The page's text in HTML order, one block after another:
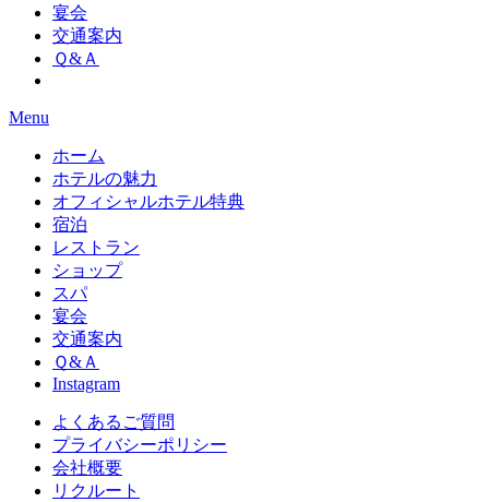
宴会
交通案内
Ｑ&Ａ
Menu
ホーム
ホテルの魅力
オフィシャルホテル特典
宿泊
レストラン
ショップ
スパ
宴会
交通案内
Ｑ&Ａ
Instagram
よくあるご質問
プライバシーポリシー
会社概要
リクルート